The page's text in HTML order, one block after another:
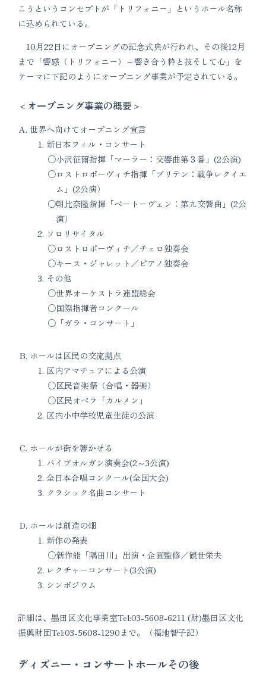
こうというコンセプトが「トリフォニー」というホール名称
に込められている。
10月22日にオープニングの記念式典が行われ、その後12月
まで「響感（トリフォニー）～響き合う粋と技そして心」を
テーマに下記のようにオープニング事業が予定されている。
＜オープニング事業の概要＞
世界へ向けてオープニング宣言
新日本フィル・コンサート
小沢征爾指揮「マーラー：交響曲第３番」(2公演)
ロストロポーヴィチ指揮「ブリテン：戦争レクイエ
ム」(2公演）
朝比奈隆指揮「ベートーヴェン：第九交響曲」(2公
演）
ソロリサイタル
ロストロポーヴィチ／チェロ独奏会
キース・ジャレット／ピアノ独奏会
その他
世界オーケストラ連盟総会
国際指揮者コンクール
「ガラ・コンサート」
ホールは区民の交流拠点
区内アマチュアによる公演
区民音楽祭（合唱・器楽）
区民オペラ「カルメン」
区内小中学校児童生徒の公演
ホールが街を響かせる
パイプオルガン演奏会(2～3公演)
全日本合唱コンクール(全国大会)
クラシック名曲コンサート
ホールは創造の畑
新作の発表
新作能「隅田川」出演・企画監修／観世栄夫
レクチャーコンサート(3公演)
シンポジウム
詳細は、墨田区文化事業室Tel:03-5608-6211 (財)墨田区文化
振興財団Tel:03-5608-1290まで。（福地智子記）
ディズニー・コンサートホールその後